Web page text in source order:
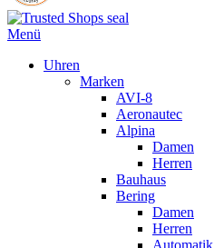
Menü
Uhren
Marken
AVI-8
Aeronautec
Alpina
Damen
Herren
Bauhaus
Bering
Damen
Herren
Automatik